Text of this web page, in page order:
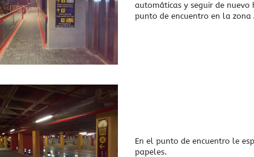
automáticas y seguir de
punto de encuentro en la zona
En el punto de encuentro le
papeles.